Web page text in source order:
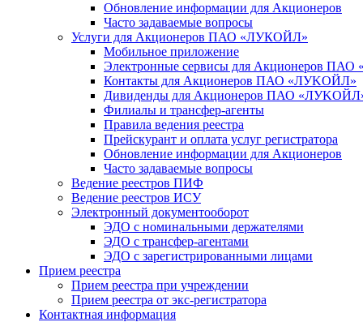
Обновление информации для Акционеров
Часто задаваемые вопросы
Услуги для Акционеров ПАО «ЛУКОЙЛ»
Мобильное приложение
Электронные сервисы для Акционеров
Контакты для Акционеров ПАО «ЛУKOЙЛ»
Дивиденды для Акционеров ПАО
Филиалы и трансфер-агенты
Правила ведения реестра
Прейскурант и оплата услуг регистратора
Обновление информации для Акционеров
Часто задаваемые вопросы
Ведение реестров ПИФ
Ведение реестров ИСУ
Электронный документооборот
ЭДО с номинальными держателями
ЭДО с трансфер-агентами
ЭДО с зарегистрированными лицами
Прием реестра
Прием реестра при учреждении
Прием реестра от экс-регистратора
Контактная информация